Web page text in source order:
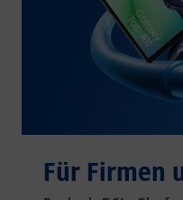
Für Firmen